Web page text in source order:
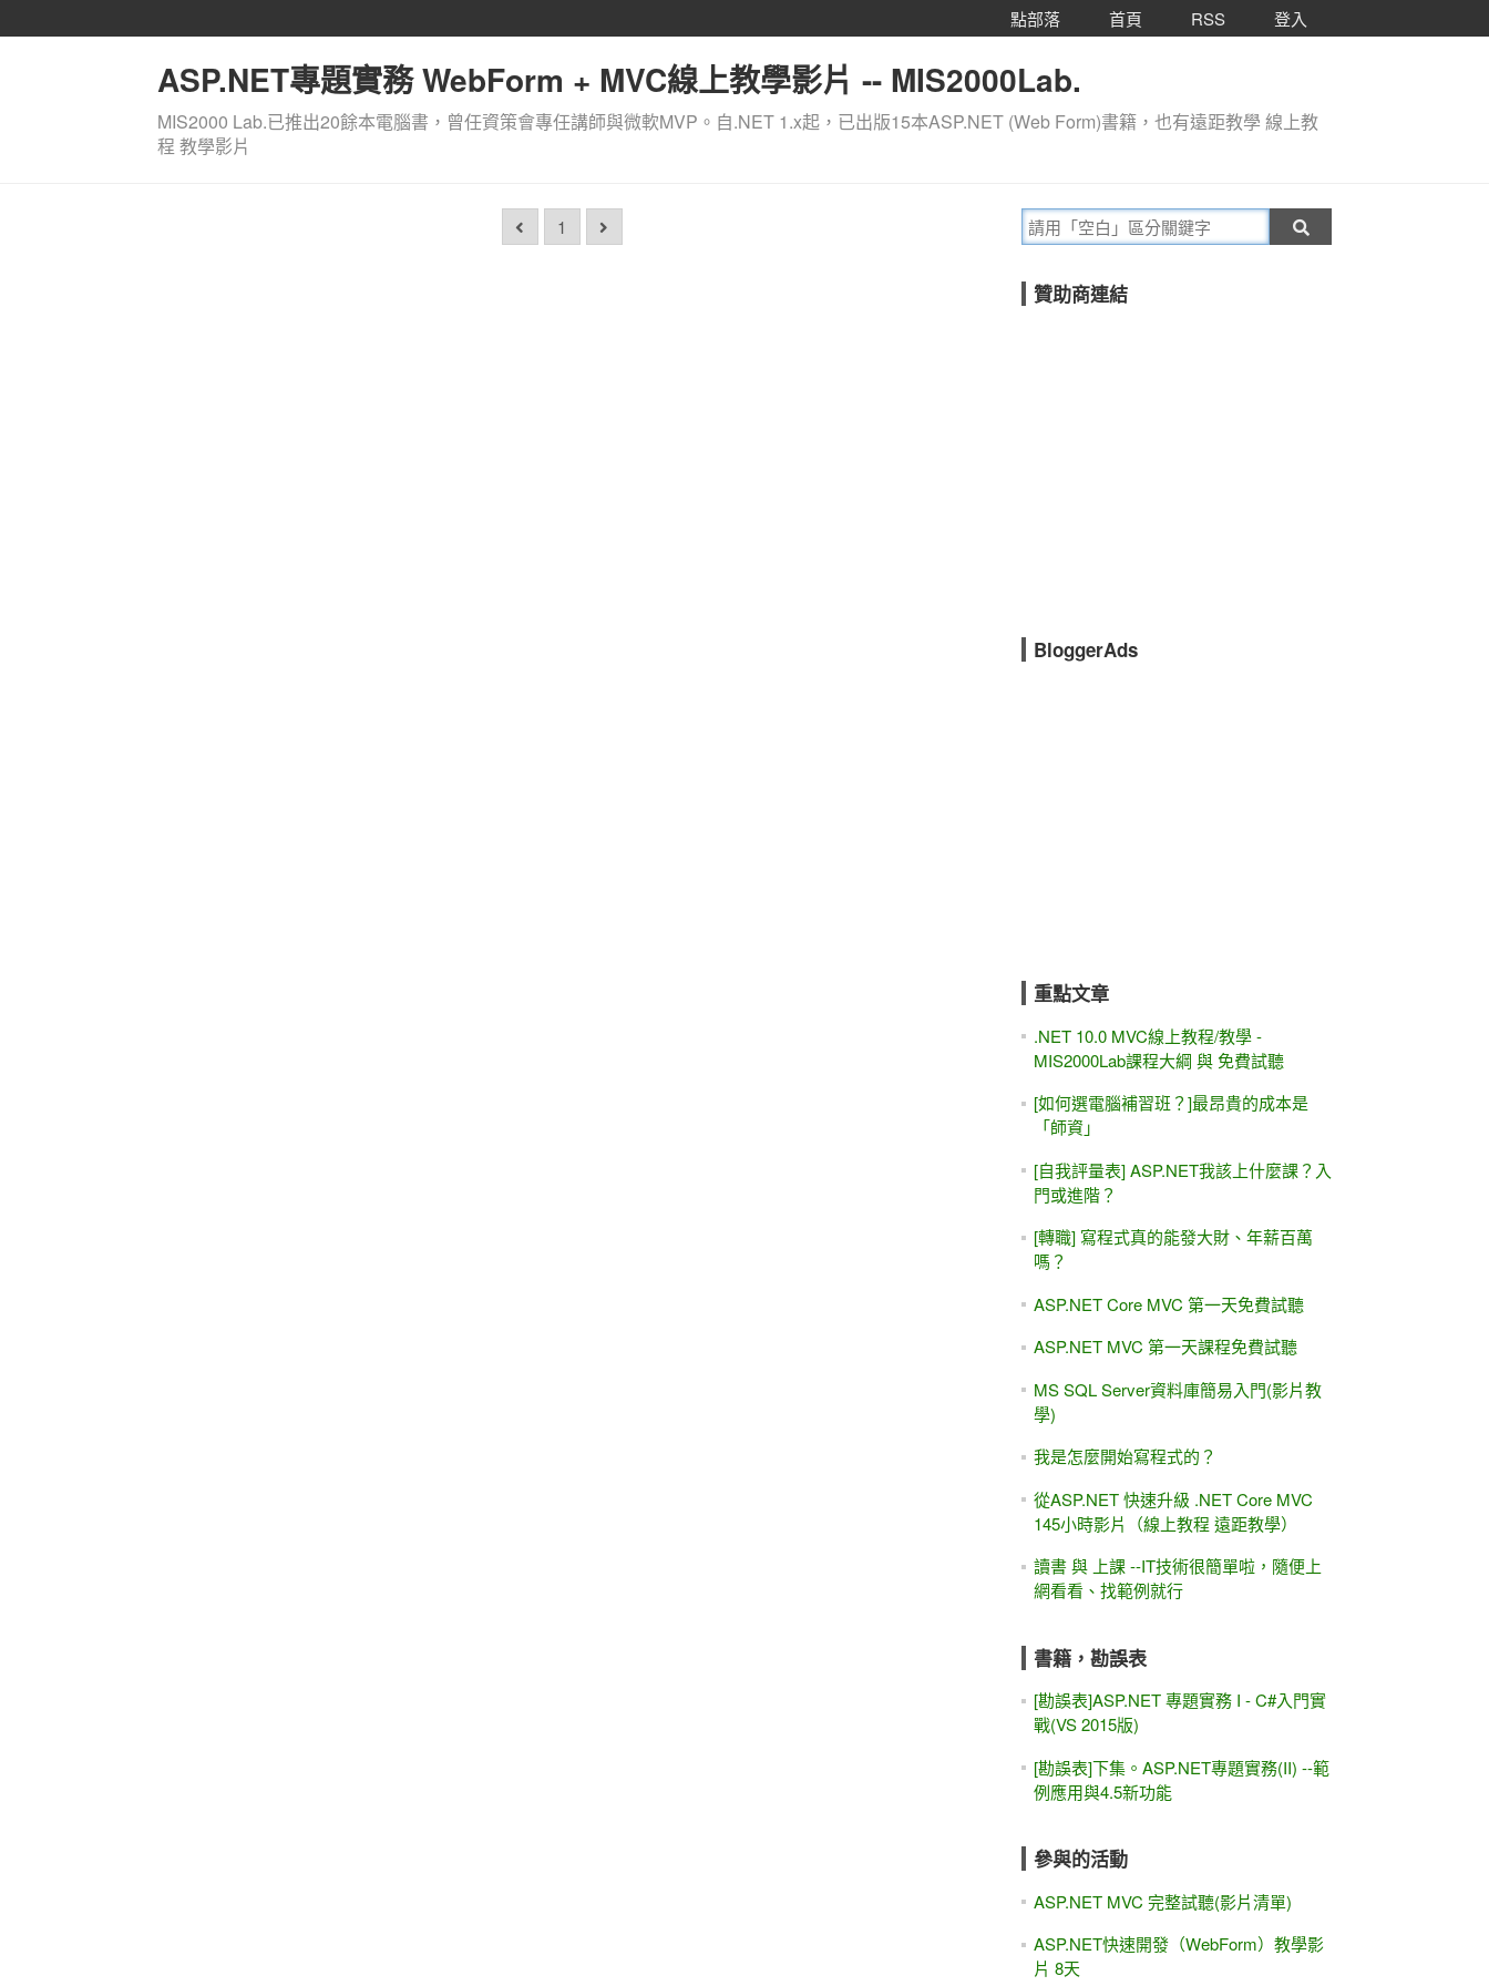
點部落 首頁 RSS 登入
ASP.NET專題實務 WebForm + MVC線上教學影片 -- MIS2000Lab.
MIS2000 Lab.已推出20餘本電腦書，曾任資策會專任講師與微軟MVP。自.NET 1.x起，已出版15本ASP.NET (Web Form)書籍，也有遠距教學 線上教
程 教學影片
1
贊助商連結
BloggerAds
重點文章
.NET 10.0 MVC線上教程/教學 -
MIS2000Lab課程大綱 與 免費試聽
[如何選電腦補習班？]最昂貴的成本是
「師資」
[自我評量表] ASP.NET我該上什麼課？入
門或進階？
[轉職] 寫程式真的能發大財、年薪百萬
嗎？
ASP.NET Core MVC 第一天免費試聽
ASP.NET MVC 第一天課程免費試聽
MS SQL Server資料庫簡易入門(影片教
學)
我是怎麼開始寫程式的？
從ASP.NET 快速升級 .NET Core MVC
145小時影片（線上教程 遠距教學）
讀書 與 上課 --IT技術很簡單啦，隨便上
網看看、找範例就行
書籍，勘誤表
[勘誤表]ASP.NET 專題實務 I - C#入門實
戰(VS 2015版)
[勘誤表]下集。ASP.NET專題實務(II) --範
例應用與4.5新功能
參與的活動
ASP.NET MVC 完整試聽(影片清單)
ASP.NET快速開發（WebForm）教學影
片 8天